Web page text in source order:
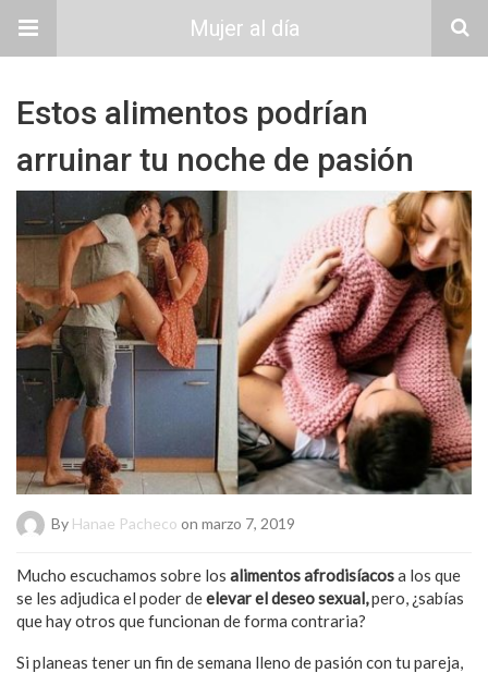
Mujer al día
Estos alimentos podrían
arruinar tu noche de pasión
By Hanae Pacheco on marzo 7, 2019
Mucho escuchamos sobre los alimentos afrodisíacosa los que
se les adjudica el poder deelevar el deseo sexual,pero, ¿sabías
que hay otros que funcionan de forma contraria?
Si planeas tener un fin de semana lleno de pasión con tu pareja,